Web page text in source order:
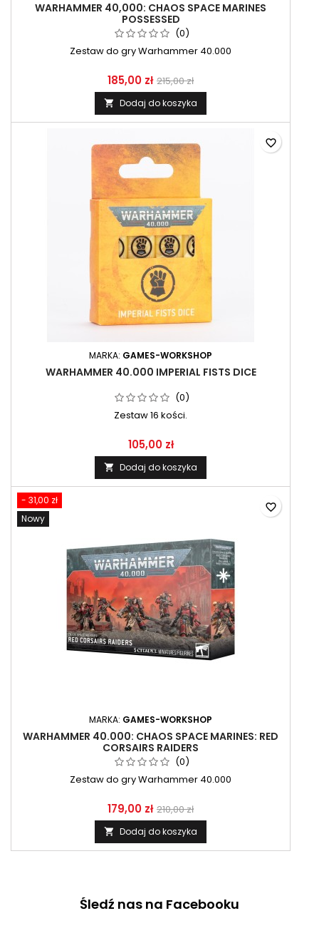
WARHAMMER 40,000: CHAOS SPACE MARINES
POSSESSED
(0)
Zestaw do gry Warhammer 40.000
185,00 zł 215,00 zł
 Dodaj do koszyka
MARKA: GAMES-WORKSHOP
WARHAMMER 40.000 IMPERIAL FISTS DICE
(0)
Zestaw 16 kości.
105,00 zł
 Dodaj do koszyka
favorite_border
- 31,00 zł
Nowy
MARKA: GAMES-WORKSHOP
WARHAMMER 40.000: CHAOS SPACE MARINES: RED
CORSAIRS RAIDERS
(0)
Zestaw do gry Warhammer 40.000
179,00 zł 210,00 zł
 Dodaj do koszyka
favorite_border
Śledź nas na Facebooku